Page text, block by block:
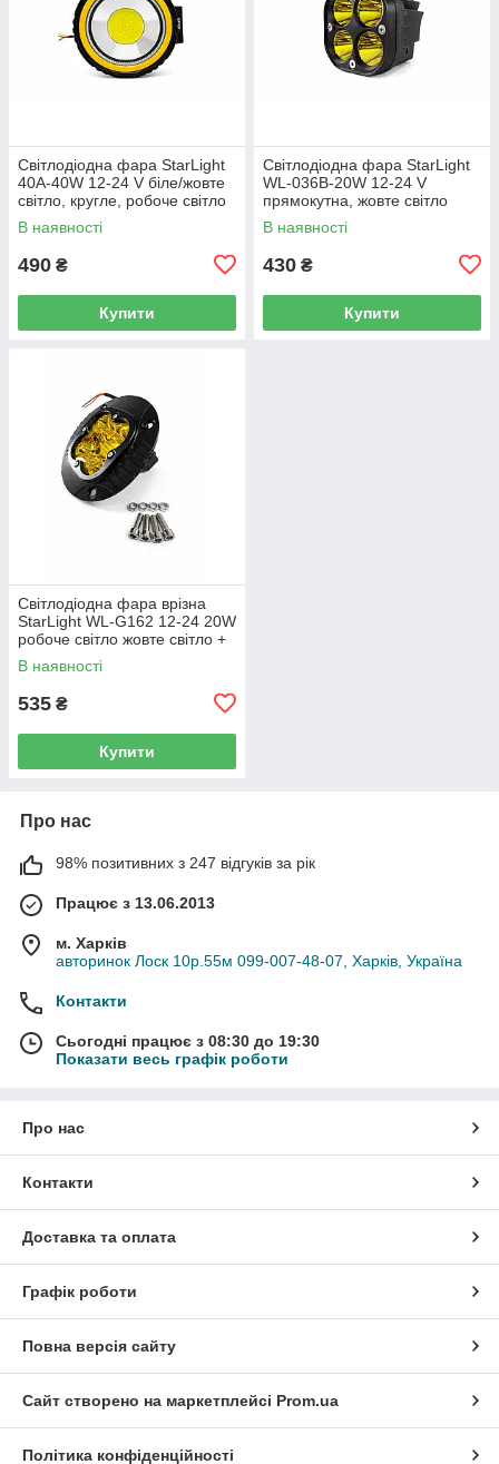
Світлодіодна фара StarLight
40A-40W 12-24 V біле/жовте
світло, кругле, робоче світло
В наявності
490 ₴
Купити
Світлодіодна фара StarLight
WL-036B-20W 12-24 V
прямокутна, жовте світло
В наявності
430 ₴
Купити
Світлодіодна фара врізна
StarLight WL-G162 12-24 20W
робоче світло жовте світло +
стробоскоп
В наявності
535 ₴
Купити
Про нас
98% позитивних з 247 відгуків за рік
Працює з 13.06.2013
м. Харків
авторинок Лоск 10р.55м 099-007-48-07, Харків, Україна
Контакти
Сьогодні працює з 08:30 до 19:30
Показати весь графік роботи
Про нас
Контакти
Доставка та оплата
Графік роботи
Повна версія сайту
Сайт створено на маркетплейсі Prom.ua
Політика конфіденційності